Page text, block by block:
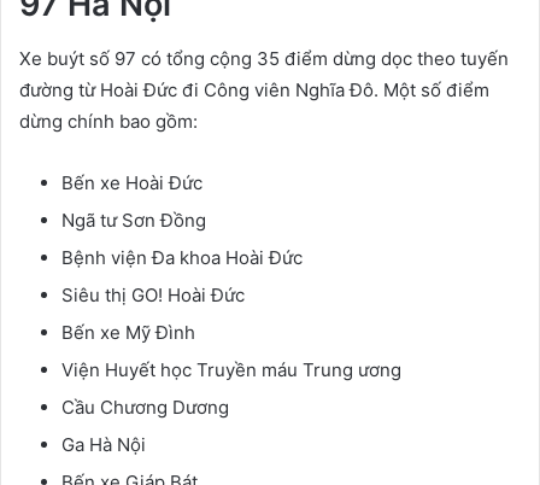
Xe buýt số 97 có tổng cộng 35 điểm dừng dọc theo tuyến
đường từ Hoài Đức đi Công viên Nghĩa Đô. Một số điểm
dừng chính bao gồm:
Bến xe Hoài Đức
Ngã tư Sơn Đồng
Bệnh viện Đa khoa Hoài Đức
Siêu thị GO! Hoài Đức
Bến xe Mỹ Đình
Viện Huyết học Truyền máu Trung ương
Cầu Chương Dương
Ga Hà Nội